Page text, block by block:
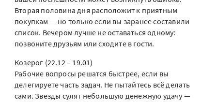
Вторая половина дня расположит к приятным
покупкам — но только если вы заранее составили
список. Вечером лучше не оставаться одному:
позвоните друзьям или сходите в гости.
Козерог (22.12 – 19.01)
Рабочие вопросы решатся быстрее, если вы
делегируете часть задач. Не пытайтесь всё делать
сами. Звезды сулят небольшую денежную удачу —